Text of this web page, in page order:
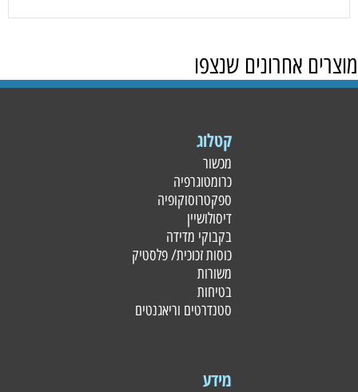
מוצרים אחרונים שנצפו
קטלוג
מכשור
כרומטוגרפיה
ספקטרוסוקופיה
דיסולושיין
בקבוקי מדידה
כוסות זכוכית/ פלסטיק
משורות
בטיחות
סטנדרטים וריאגנטים
מידע